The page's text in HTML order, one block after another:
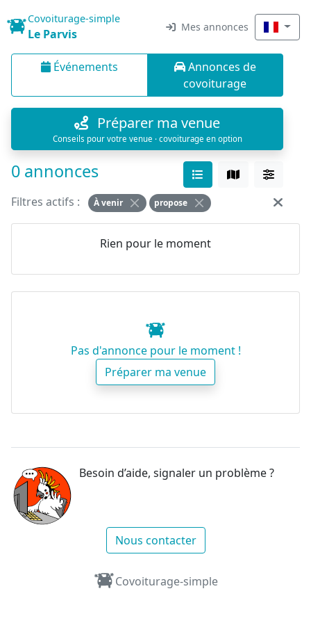
Covoiturage-simple
Le Parvis Mes annonces
Événements
Annonces de
covoiturage
Préparer ma venue
Conseils pour votre venue · covoiturage en option
0 annonces
Filtres actifs : À venir propose
Rien pour le moment
Pas d'annonce pour le moment !
Préparer ma venue
Besoin d’aide, signaler un problème ?
Nous contacter
Covoiturage-simple